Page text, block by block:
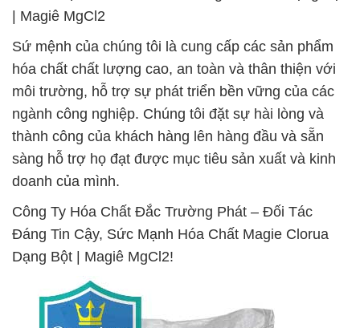
| Magiê MgCl2
Sứ mệnh của chúng tôi là cung cấp các sản phẩm
hóa chất chất lượng cao, an toàn và thân thiện với
môi trường, hỗ trợ sự phát triển bền vững của các
ngành công nghiệp. Chúng tôi đặt sự hài lòng và
thành công của khách hàng lên hàng đầu và sẵn
sàng hỗ trợ họ đạt được mục tiêu sản xuất và kinh
doanh của mình.
Công Ty Hóa Chất Đắc Trường Phát – Đối Tác
Đáng Tin Cậy, Sức Mạnh Hóa Chất Magie Clorua
Dạng Bột | Magiê MgCl2!